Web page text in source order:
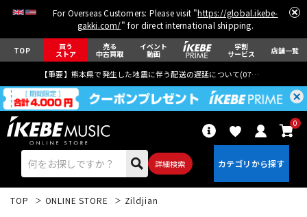
For Overseas Customers: Please visit "https://global.ikebe-
gakki.com/" for direct international shipping.
TOP 買う
ストア
売る
中古買取
イベント
動画
学割
サービス 店舗一覧
【重要】熊本県で発生した地震に伴う配送の遅延について(07月29日
詳細検索
0
TOP ONLINE STORE Zildjian